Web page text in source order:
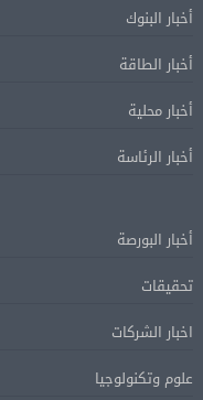
أخبار البنوك
أخبار الطاقة
أخبار محلية
أخبار الرئاسة
أخبار البورصة
تحقيقات
اخبار الشركات
علوم وتكنولوجيا